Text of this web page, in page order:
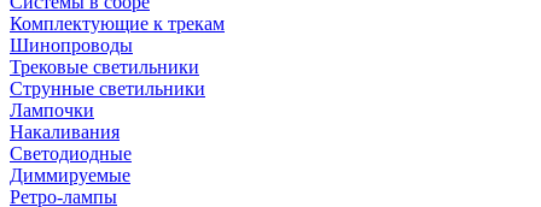
Комплектующие к трекам
Шинопроводы
Трековые светильники
Струнные светильники
Лампочки
Накаливания
Светодиодные
Диммируемые
Ретро-лампы